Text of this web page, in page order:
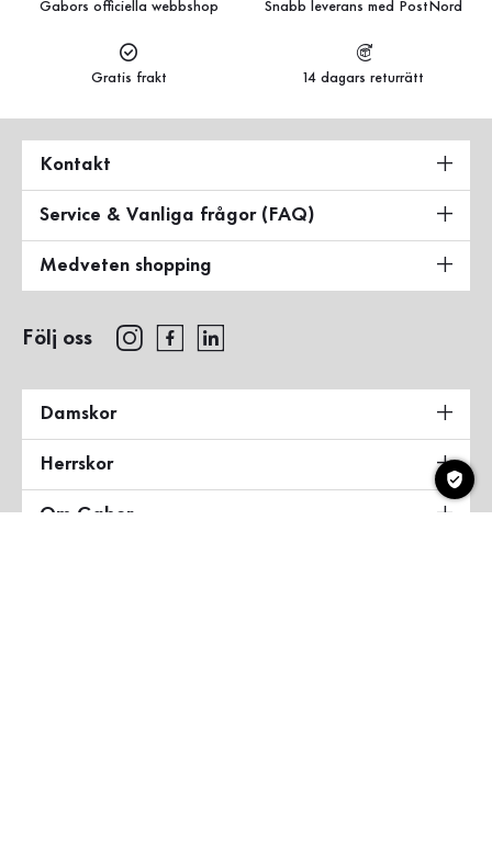
Gabors officiella webbshop Snabb leverans med PostNord
Gratis frakt 14 dagars returrätt
Kontakt
Service & Vanliga frågor (FAQ)
Medveten shopping
Följ oss
Damskor
Herrskor
Om Gabor